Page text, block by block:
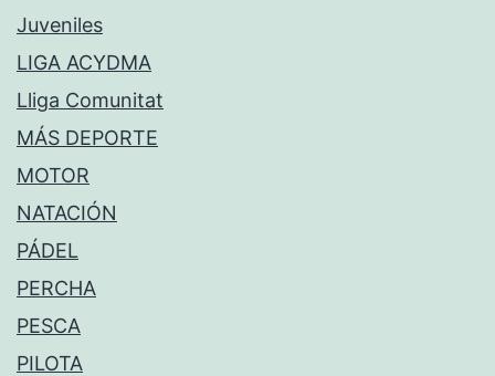
Juveniles
LIGA ACYDMA
Lliga Comunitat
MÁS DEPORTE
MOTOR
NATACIÓN
PÁDEL
PERCHA
PESCA
PILOTA